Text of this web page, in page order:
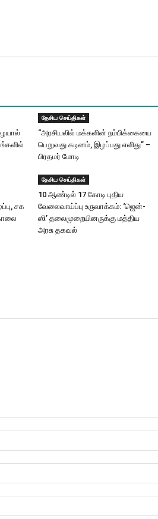
தேசிய செய்திகள்
“அரசியலில் மக்களின் நம்பிக்கையை
பெறுவது கடினம், இழப்பது எளிது” –
பிரதமர் மோடி
சக
தேசிய செய்திகள்
10 ஆண்டில் 17 கோடி புதிய
வேலைவாய்ப்பு உருவாக்கம்: ‘ஜென்-
ஸி’ தலைமுறையினருக்கு மத்திய
அரசு தகவல்